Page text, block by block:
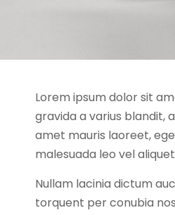
Lorem ipsum dolor sit
gravida a varius blandit,
amet mauris laoreet,
malesuada leo vel
Nullam lacinia dictum
torquent per conubia